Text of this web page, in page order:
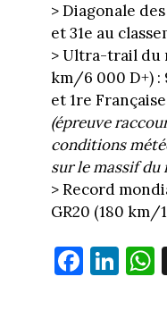
> Diagonale
et 31e au
> Ultra-trail du
km/6 000 D+) :
et 1re
(épreuve
conditions
sur le massif du
> Record
GR20 (180 km/
Fa
ce
Li
nk